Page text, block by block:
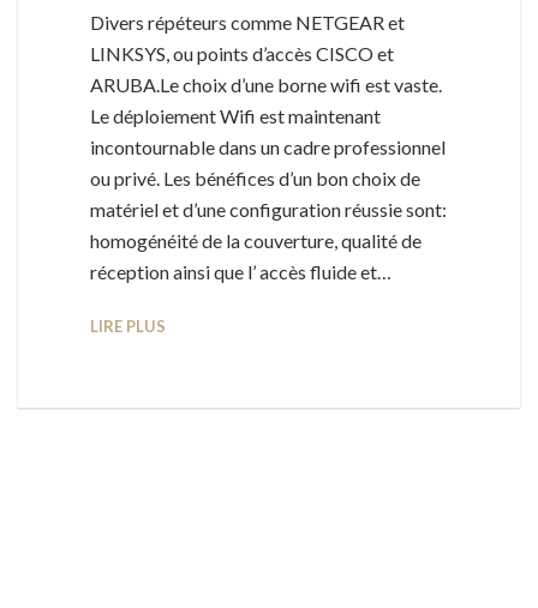
Divers répéteurs comme NETGEAR et
LINKSYS, ou points d’accès CISCO et
ARUBA.Le choix d’une borne wifi est vaste.
Le déploiement Wifi est maintenant
incontournable dans un cadre professionnel
ou privé. Les bénéfices d’un bon choix de
matériel et d’une configuration réussie sont:
homogénéité de la couverture, qualité de
réception ainsi que l’ accès fluide et…
LIRE PLUS